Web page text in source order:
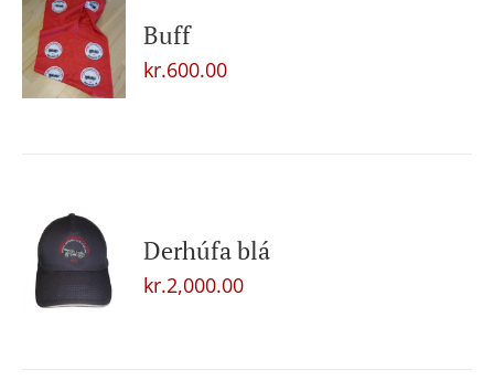
Buff
kr.600.00
Derhúfa blá
kr.2,000.00